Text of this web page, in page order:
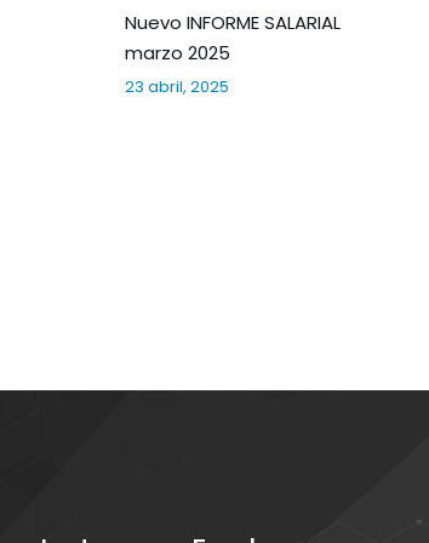
Nuevo INFORME SALARIAL
marzo 2025
23 abril, 2025